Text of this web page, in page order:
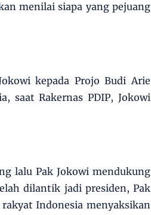
menilai siapa yang pejuang
kepada Projo Budi Arie
saat Rakernas PDIP, Jokowi
lalu Pak Jokowi mendukung
dilantik jadi presiden, Pak
Indonesia menyaksikan